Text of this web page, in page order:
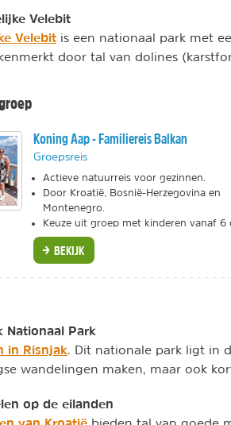
Velebit
Velebit is een nationaal park met
door tal van dolines
Koning Aap - Familiereis Balkan
Groepsreis
Actieve natuurreis voor gezinnen.
Door Kroatië, Bosnië-Herzegovina en
Montenegro.
Keuze uit groep met kinderen vanaf 6
BEKIJK
Nationaal Park
in Risnjak . Dit nationale park ligt in
wandelingen maken, maar ook
op de eilanden
bieden tal van goede